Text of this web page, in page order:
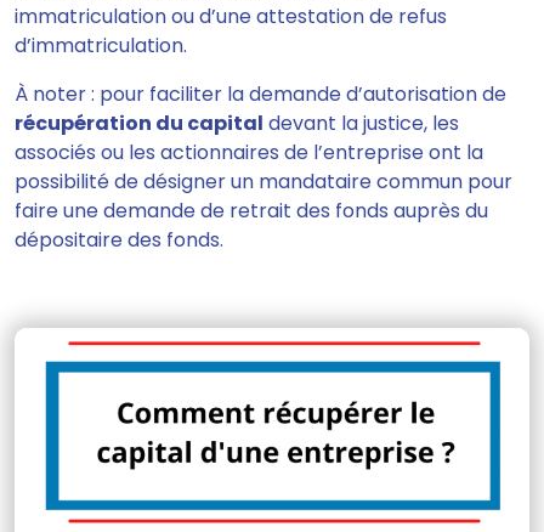
immatriculation ou d’une attestation de refus
d’immatriculation.
À noter : pour faciliter la demande d’autorisation de
récupération du capital devant la justice, les
associés ou les actionnaires de l’entreprise ont la
possibilité de désigner un mandataire commun pour
faire une demande de retrait des fonds auprès du
dépositaire des fonds.